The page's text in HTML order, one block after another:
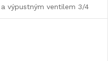
a výpustným ventilem 3/4
palce. Vyroben